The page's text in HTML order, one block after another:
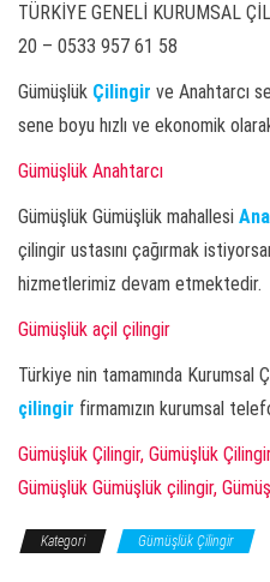
TÜRKİYE GENELİ KURUMSAL
20 – 0533 957 61 58
Gümüşlük Çilingir ve Anahtarcı
sene boyu hızlı ve ekonomik
Gümüşlük Anahtarcı
Gümüşlük Gümüşlük mahallesi
çilingir ustasını çağırmak
hizmetlerimiz devam etmektedir.
Gümüşlük açil çilingir
Türkiye nin tamamında
çilingir firmamızın kurumsal
Gümüşlük Çilingir, Gümüşlük
Gümüşlük Gümüşlük çilingir,
Kategori Gümüşlük Çilingir